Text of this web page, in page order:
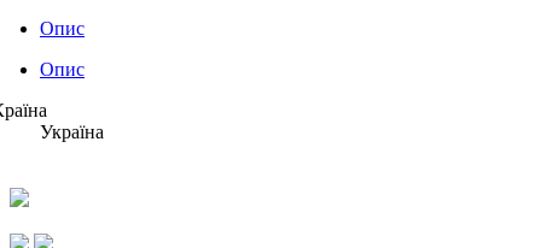
Опис
Опис
Україна